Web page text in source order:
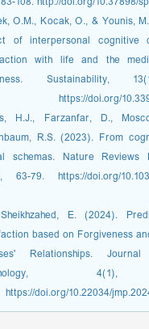
O.M., Kocak, O., & Younis,
of interpersonal cognitive
with life and the
Sustainability,
https://doi.org/
H.J., Farzanfar, D.,
R.S. (2023). From
schemas. Nature Reviews
63-79. https://doi.org/
E. (2024).
based on Forgiveness
Relationships.
https://doi.org/10.22034/